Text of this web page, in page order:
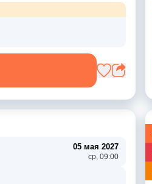
05 мая 2027
ср, 09:00